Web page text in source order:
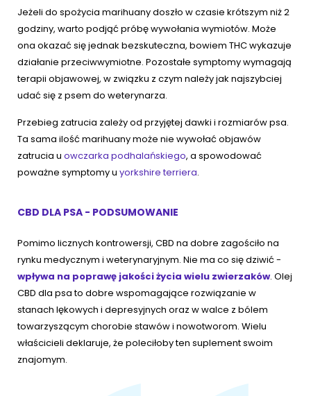
Jeżeli do spożycia marihuany doszło w czasie krótszym niż 2
godziny, warto podjąć próbę wywołania wymiotów. Może
ona okazać się jednak bezskuteczna, bowiem THC wykazuje
działanie przeciwwymiotne. Pozostałe symptomy wymagają
terapii objawowej, w związku z czym należy jak najszybciej
udać się z psem do weterynarza.
Przebieg zatrucia zależy od przyjętej dawki i rozmiarów psa.
Ta sama ilość marihuany może nie wywołać objawów
zatrucia u owczarka podhalańskiego, a spowodować
poważne symptomy u yorkshire terriera.
CBD DLA PSA - PODSUMOWANIE
Pomimo licznych kontrowersji, CBD na dobre zagościło na
rynku medycznym i weterynaryjnym. Nie ma co się dziwić -
wpływa na poprawę jakości życia wielu zwierzaków. Olej
CBD dla psa to dobre wspomagające rozwiązanie w
stanach lękowych i depresyjnych oraz w walce z bólem
towarzyszącym chorobie stawów i nowotworom. Wielu
właścicieli deklaruje, że poleciłoby ten suplement swoim
znajomym.